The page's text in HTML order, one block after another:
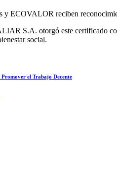
y ECOVALOR reciben
S.A. otorgó este certificado
social.
el Trabajo Decente